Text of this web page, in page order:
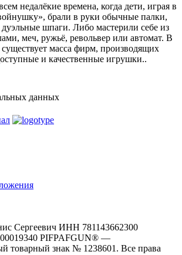
недалёкие времена, когда дети, играя в
брали в руки обычные палки,
дуэльные шпаги. Либо мастерили себе из
меч, ружьё, револьвер или автомат. В
масса фирм, производящих
и качественные игрушки..
данных
Сергеевич ИНН 781143662300
PIFPAFGUN® —
товарный знак № 1238601. Все права